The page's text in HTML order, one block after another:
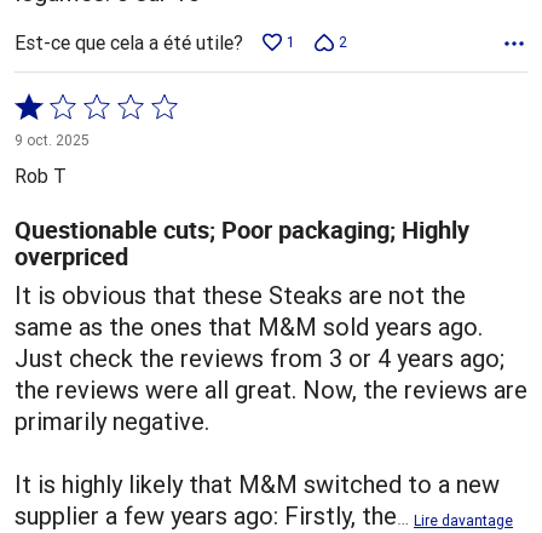
Est-ce que cela a été utile? 1 2
Coté
1 sur
5
9 oct. 2025
Rob T
Questionable cuts; Poor packaging; Highly
overpriced
It is obvious that these Steaks are not the
same as the ones that M&M sold years ago.
Just check the reviews from 3 or 4 years ago;
the reviews were all great. Now, the reviews are
primarily negative.
It is highly likely that M&M switched to a new
supplier a few years ago: Firstly, the… Lire davantage